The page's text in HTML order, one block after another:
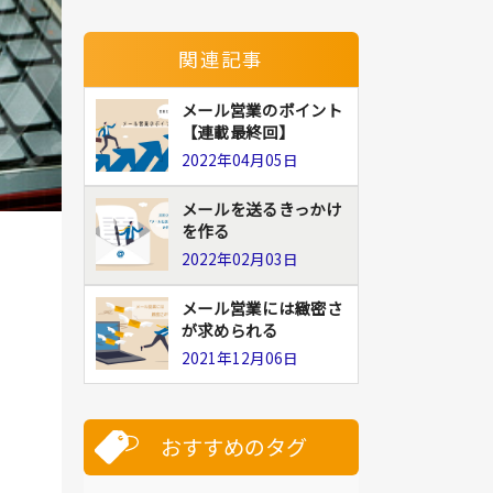
関連記事
メール営業のポイント
【連載最終回】
2022年04月05日
メールを送るきっかけ
を作る
2022年02月03日
メール営業には緻密さ
が求められる
2021年12月06日
おすすめのタグ